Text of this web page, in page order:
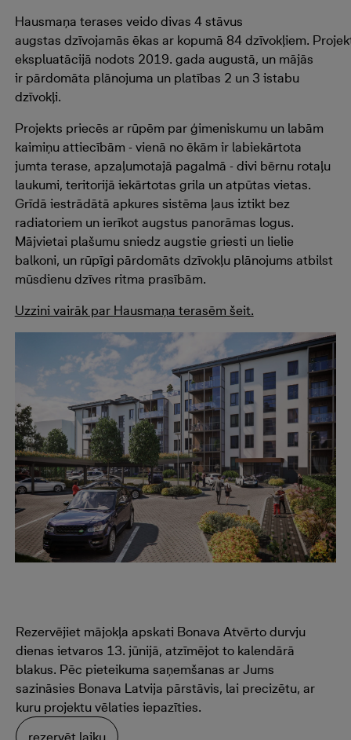
Hausmaņa terases veidodivas 4stāvus
augstas dzīvojamās ēkas arkopumā 84dzīvokļiem.
ekspluatācijā nodots 2019. gada augustā, un mājās
ir pārdomāta plānojuma un platības 2 un 3 istabu
dzīvokļi.
Projekts priecēs ar rūpēm par ģimeniskumu un labām
kaimiņu attiecībām - vienā no ēkām ir labiekārtota
jumta terase, apzaļumotajā pagalmā - divi bērnu rotaļu
laukumi, teritorijā iekārtotas grila un atpūtas vietas.
Grīdā iestrādātā apkures sistēma ļaus iztikt bez
radiatoriem un ierīkot augstus panorāmas logus.
Mājvietai plašumu sniedz augstie griesti un lielie
balkoni, un rūpīgi pārdomāts dzīvokļu plānojums atbilst
mūsdienu dzīves ritma prasībām.
Uzzini vairāk par Hausmaņa terasēm šeit.
Rezervējiet mājokļa apskati Bonava Atvērto durvju
dienas ietvaros 13. jūnijā, atzīmējot to kalendārā
blakus. Pēc pieteikuma saņemšanas ar Jums
sazināsies Bonava Latvija pārstāvis, lai precizētu, ar
kuru projektu vēlaties iepazīties.
rezervēt laiku